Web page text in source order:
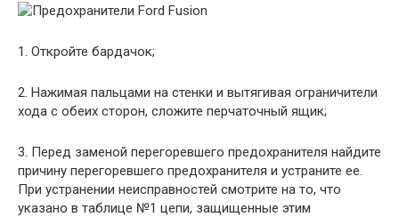
1. Откройте бардачок;
2. Нажимая пальцами на стенки и вытягивая ограничители
хода с обеих сторон, сложите перчаточный ящик;
3. Перед заменой перегоревшего предохранителя найдите
причину перегоревшего предохранителя и устраните ее.
При устранении неисправностей смотрите на то, что
указано в таблице №1 цепи, защищенные этим